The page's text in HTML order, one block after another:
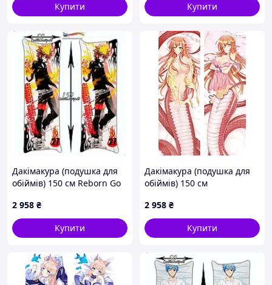
Купити
Купити
Дакімакура (подушка для
обіймів) 150 см Reborn Go
2 958 ₴
Купити
Дакімакура (подушка для
обіймів) 150 см
дівчиною-монстром tape 3
2 958 ₴
Купити